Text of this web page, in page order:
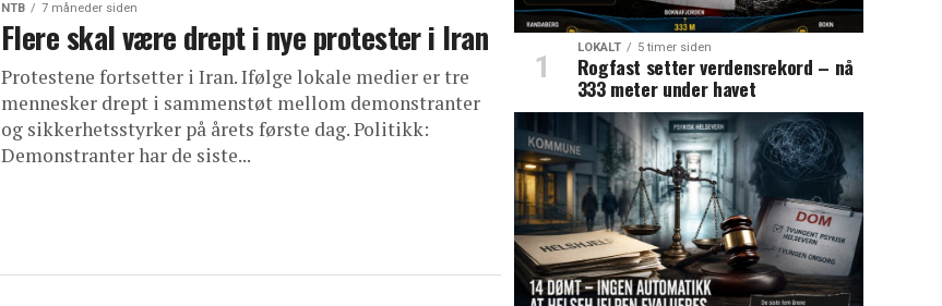
NTB 7 måneder siden
Flere skal være drept i nye protester i Iran
Protestene fortsetter i Iran. Ifølge lokale medier er tre
mennesker drept i sammenstøt mellom demonstranter
og sikkerhetsstyrker på årets første dag. Politikk:
Demonstranter har de siste...
LOKALT 5 timer siden
Rogfast setter verdensrekord – nå
333 meter under havet